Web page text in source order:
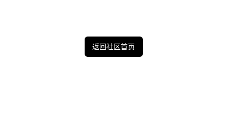
返回社区首页